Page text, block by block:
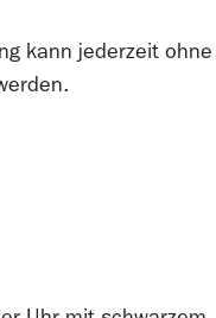
kann jederzeit ohne